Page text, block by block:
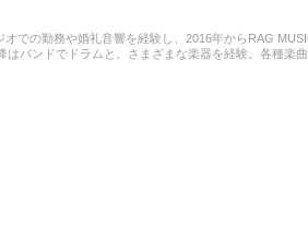
での勤務や婚礼音響を経験し、2016年からRAG
バンドでドラムと、さまざまな楽器を経験。各種楽